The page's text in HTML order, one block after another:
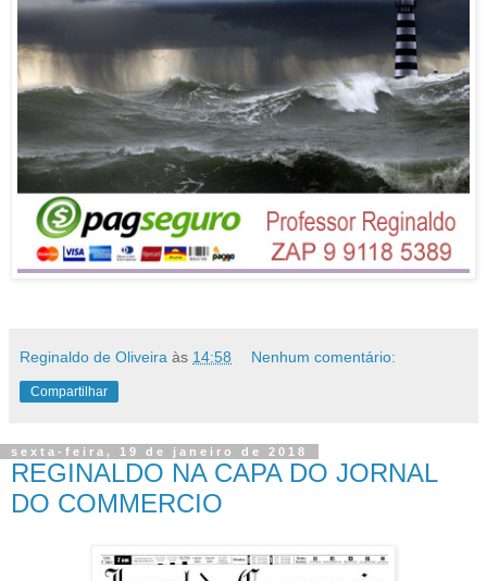
Reginaldo de Oliveira às 14:58 Nenhum comentário:
Compartilhar
sexta-feira, 19 de janeiro de 2018
REGINALDO NA CAPA DO JORNAL
DO COMMERCIO